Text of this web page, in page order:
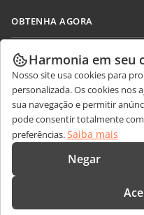
OBTENHA AGORA
Docs
DocSpace
Workspace
Conectores
Aplicativos para desktop
Aplicativos móveis
COLABORAR
Para colaboradores
Para tradutores
Para influenciadores
Vagas
RECEBA NOTÍCIAS
Blog
OBTER AJUDA
Fórum
Cursos de treinamento
CONTATE-NOS
Perguntas sobre vendas
Harmonia em seu
Nosso site usa cookies para
personalizada. Os cookies nos
sua navegação e permitir
pode consentir totalmente
preferências.Saiba mais
Negar